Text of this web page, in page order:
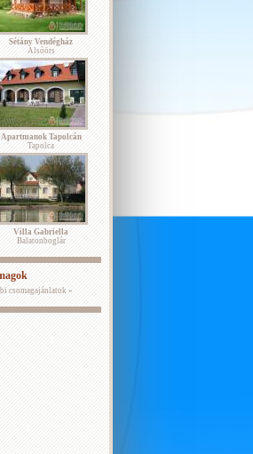
Sétány Vendégház
Alsóörs
Apartmanok Tapolcán
Tapolca
Villa Gabriella
Balatonboglár
csomagajánlatok »